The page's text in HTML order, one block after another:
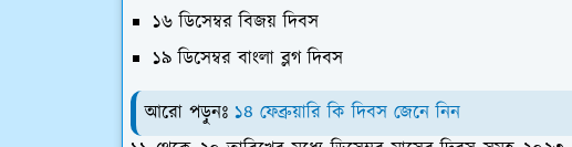
১৬ ডিসেম্বর বিজয় দিবস
১৯ ডিসেম্বর বাংলা ব্লগ দিবস
আরো পড়ুনঃ ১৪ ফেব্রুয়ারি কি দিবস জেনে নিন